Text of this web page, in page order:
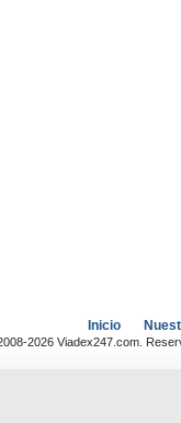
Inicio
2026 Viadex247.com.